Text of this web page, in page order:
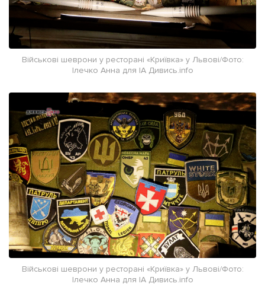
Військові шеврони у ресторані «Криївка» у Львові/Фото:
Ілечко Анна для ІА Дивись.info
Військові шеврони у ресторані «Криївка» у Львові/Фото:
Ілечко Анна для ІА Дивись.info